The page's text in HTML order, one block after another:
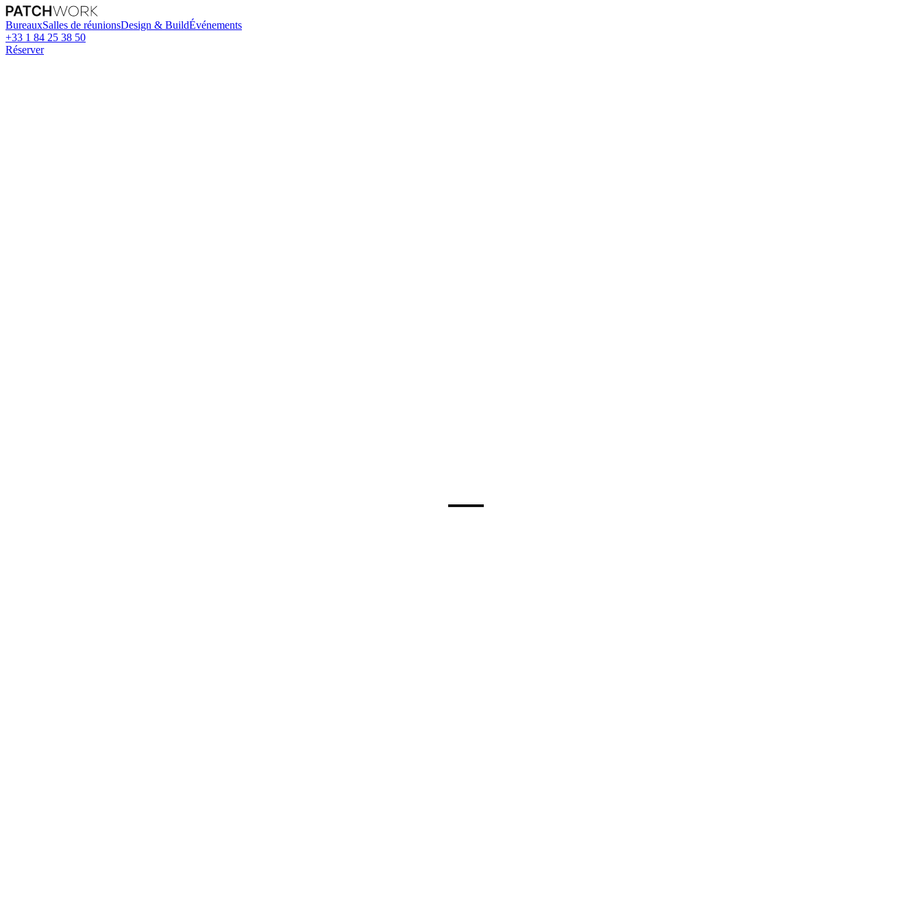
BureauxSalles de réunionsDesign & BuildÉvénements
+33 1 84 25 38 50
Réserver